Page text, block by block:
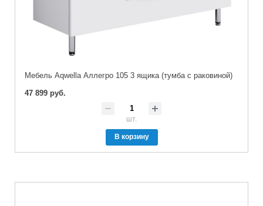
Мебель Aqwella Аллегро 105 3 ящика (тумба с раковиной)
47 899 руб.
шт.
В корзину